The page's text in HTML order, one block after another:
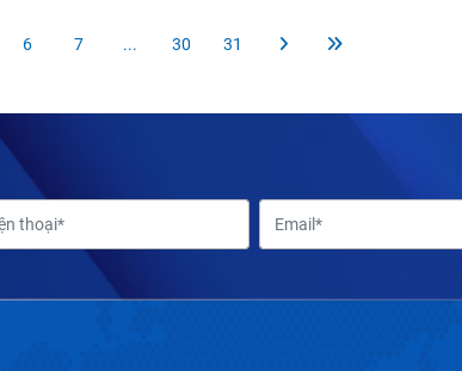
6 7 ... 30 31